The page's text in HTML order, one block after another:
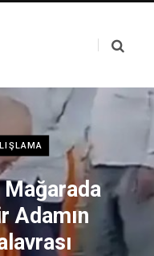
Mağarada
Adamın